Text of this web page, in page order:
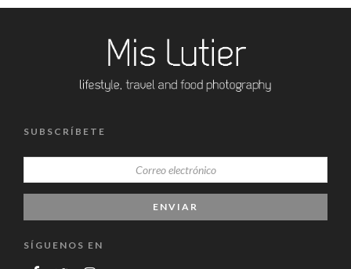
SUBSCRÍBETE
SÍGUENOS EN